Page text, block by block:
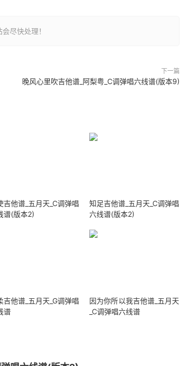
尽快处理！
下一篇
晚风心里吹吉他谱_阿梨粤_C调弹唱六线谱(版本9)
吉他谱_五月天_C调弹唱
谱(版本2)
知足吉他谱_五月天_C调弹唱
六线谱(版本2)
吉他谱_五月天_G调弹唱
谱
因为你所以我吉他谱_五月天
_C调弹唱六线谱